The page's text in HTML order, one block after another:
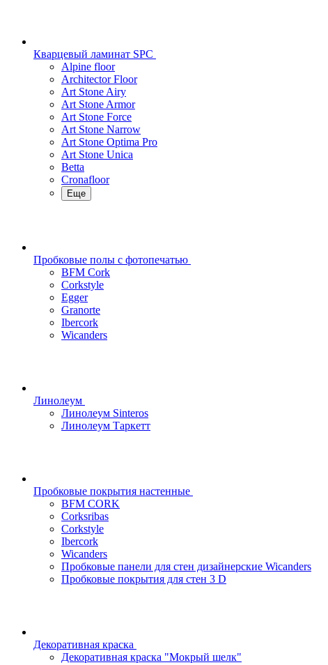
Кварцевый ламинат SPC
Alpine floor
Architector Floor
Art Stone Airy
Art Stone Armor
Art Stone Force
Art Stone Narrow
Art Stone Optima Pro
Art Stone Unica
Betta
Cronafloor
Еще
Пробковые полы с фотопечатью
BFM Cork
Corkstyle
Egger
Granorte
Ibercork
Wicanders
Линолеум
Линолеум Sinteros
Линолеум Таркетт
Пробковые покрытия настенные
BFM CORK
Corksribas
Corkstyle
Ibercork
Wicanders
Пробковые панели для стен дизайнерские Wicanders
Пробковые покрытия для стен 3 D
Декоративная краска
Декоративная краска "Мокрый шелк"